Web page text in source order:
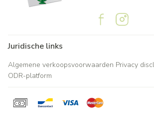
Juridische links
Algemene verkoopsvoorwaarden Privacy
ODR-platform